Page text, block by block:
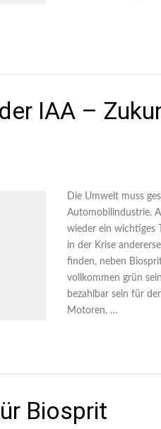
IAA –
Die Umwelt muss
Automobilindustrie.
wieder ein wichtiges
in der Krise
finden, neben
vollkommen grün
bezahlbar sein für
Motoren, …
Biosprit